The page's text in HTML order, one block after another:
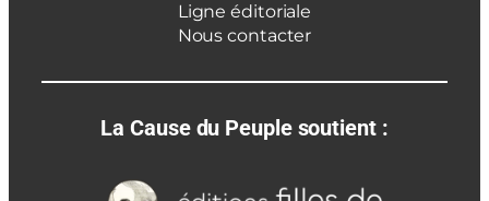
Ligne éditoriale
Nous contacter
La Cause du Peuple soutient :